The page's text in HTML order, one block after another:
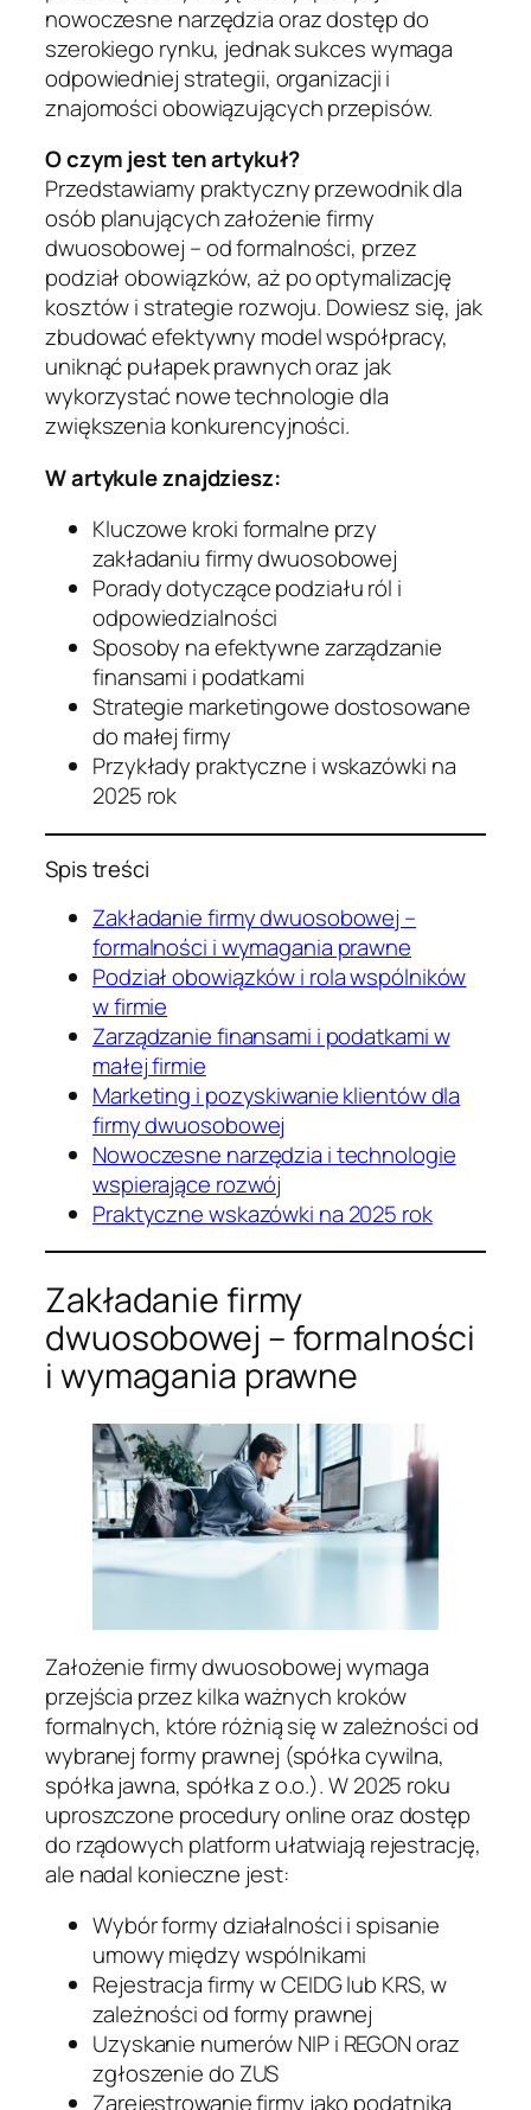
nowoczesne narzędzia oraz dostęp do
szerokiego rynku, jednak sukces wymaga
odpowiedniej strategii, organizacji i
znajomości obowiązujących przepisów.
O czym jest ten artykuł?
Przedstawiamy praktyczny przewodnik dla
osób planujących założenie firmy
dwuosobowej – od formalności, przez
podział obowiązków, aż po optymalizację
kosztów i strategie rozwoju. Dowiesz się, jak
zbudować efektywny model współpracy,
uniknąć pułapek prawnych oraz jak
wykorzystać nowe technologie dla
zwiększenia konkurencyjności.
W artykule znajdziesz:
Kluczowe kroki formalne przy
zakładaniu firmy dwuosobowej
Porady dotyczące podziału ról i
odpowiedzialności
Sposoby na efektywne zarządzanie
finansami i podatkami
Strategie marketingowe dostosowane
do małej firmy
Przykłady praktyczne i wskazówki na
2025 rok
Spis treści
Zakładanie firmy dwuosobowej –
formalności i wymagania prawne
Podział obowiązków i rola wspólników
w firmie
Zarządzanie finansami i podatkami w
małej firmie
Marketing i pozyskiwanie klientów dla
firmy dwuosobowej
Nowoczesne narzędzia i technologie
wspierające rozwój
Praktyczne wskazówki na 2025 rok
Zakładanie firmy
dwuosobowej – formalności
i wymagania prawne
Założenie firmy dwuosobowej wymaga
przejścia przez kilka ważnych kroków
formalnych, które różnią się w zależności od
wybranej formy prawnej (spółka cywilna,
spółka jawna, spółka z o.o.). W 2025 roku
uproszczone procedury online oraz dostęp
do rządowych platform ułatwiają rejestrację,
ale nadal konieczne jest:
Wybór formy działalności i spisanie
umowy między wspólnikami
Rejestracja firmy w CEIDG lub KRS, w
zależności od formy prawnej
Uzyskanie numerów NIP i REGON oraz
zgłoszenie do ZUS
Zarejestrowanie firmy jako podatnika